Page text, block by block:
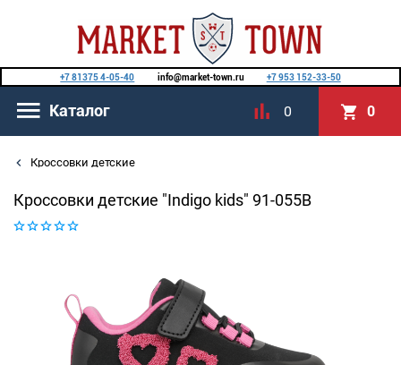
+7 81375 4-05-40 info@market-town.ru +7 953 152-33-50
Каталог 0 0
Кроссовки детские
Кроссовки детские "Indigo kids" 91-055B